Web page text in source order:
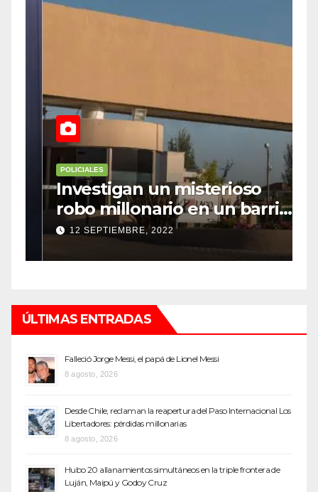
POLICIALES
Investigan un misterioso
robo millonario en un barrio
top de Maipú
12 SEPTIEMBRE, 2022
ÚLTIMAS ENTRADAS
Falleció Jorge Messi, el papá de Lionel Messi
8 agosto, 2026
Desde Chile, reclaman la reapertura del Paso Internacional Los
Libertadores: pérdidas millonarias
8 agosto, 2026
Hubo 20 allanamientos simultáneos en la triple frontera de
Luján, Maipú y Godoy Cruz